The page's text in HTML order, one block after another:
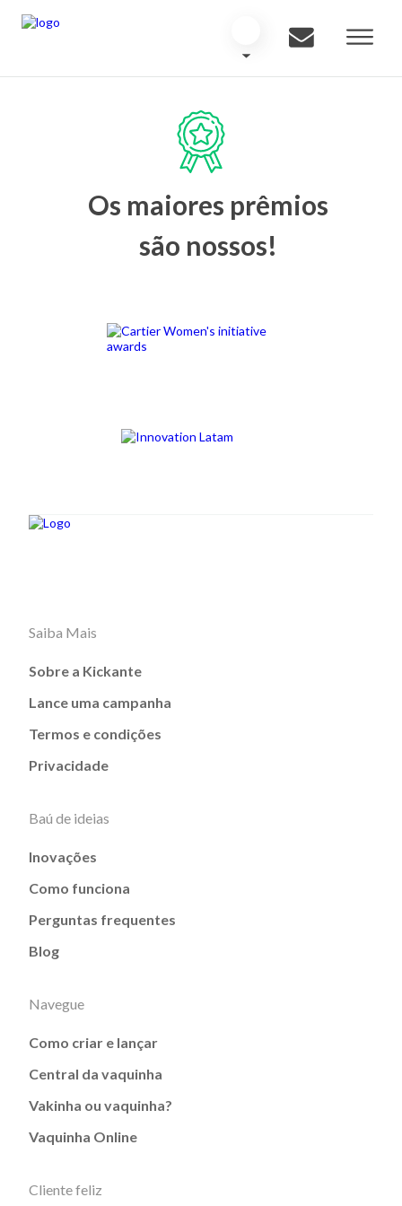
Os maiores prêmios
são nossos!
Saiba Mais
Sobre a Kickante
Lance uma campanha
Termos e condições
Privacidade
Baú de ideias
Inovações
Como funciona
Perguntas frequentes
Blog
Navegue
Como criar e lançar
Central da vaquinha
Vakinha ou vaquinha?
Vaquinha Online
Cliente feliz